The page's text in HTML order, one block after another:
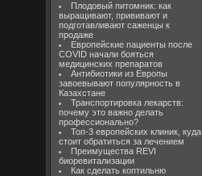
Плодовый питомник: как
выращивают, прививают и
подготавливают саженцы к
продаже
Европейские пациенты после
COVID начали бояться
медицинских препаратов
Антибиотики из Европы
завоевывают популярность в
Казахстане
Транспортировка лекарств:
почему это важно делать
профессионально?
Топ-3 европейских клиник, куда
стоит обратиться за лечением
Преимущества REVI
биоревитализации
Как сделать коптильню